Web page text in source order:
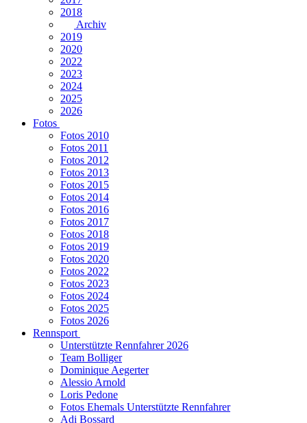
2018
Archiv
2019
2020
2022
2023
2024
2025
2026
Fotos
Fotos 2010
Fotos 2011
Fotos 2012
Fotos 2013
Fotos 2015
Fotos 2014
Fotos 2016
Fotos 2017
Fotos 2018
Fotos 2019
Fotos 2020
Fotos 2022
Fotos 2023
Fotos 2024
Fotos 2025
Fotos 2026
Rennsport
Unterstützte Rennfahrer 2026
Team Bolliger
Dominique Aegerter
Alessio Arnold
Loris Pedone
Fotos Ehemals Unterstützte Rennfahrer
Adi Bossard